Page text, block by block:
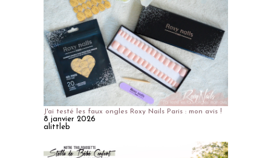
J'ai testé les faux ongles Roxy Nails Paris : mon avis !
8 janvier 2026
alittleb